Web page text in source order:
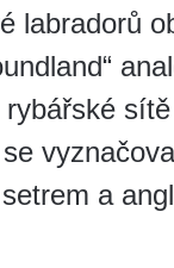
labradorů
a